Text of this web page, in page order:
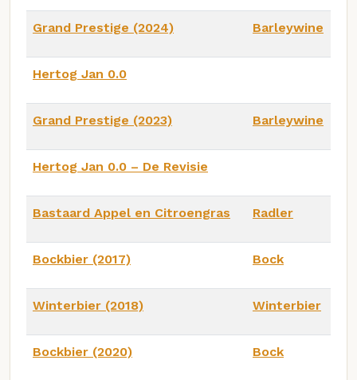
Grand Prestige (2024) Barleywine
Hertog Jan 0.0
Grand Prestige (2023) Barleywine
Hertog Jan 0.0 – De Revisie
Bastaard Appel en Citroengras Radler
Bockbier (2017) Bock
Winterbier (2018) Winterbier
Bockbier (2020) Bock